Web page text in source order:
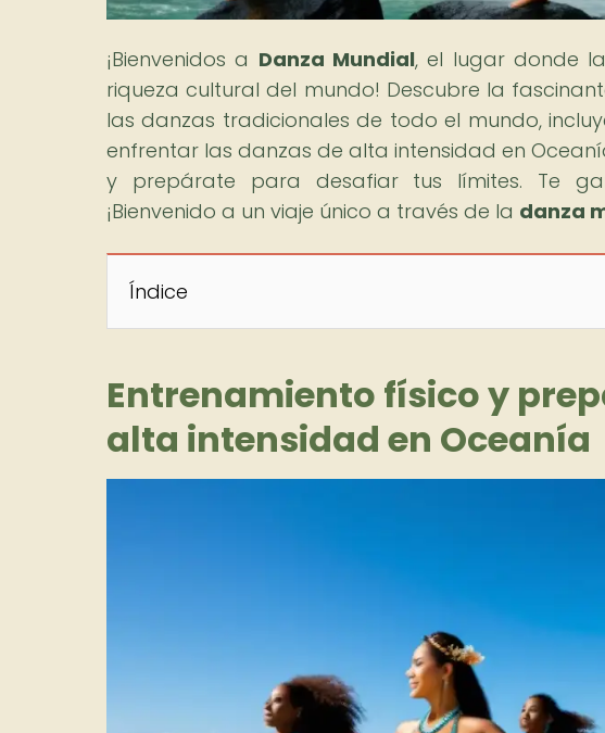
¡Bienvenidos a Danza Mundial, el lugar donde
riqueza cultural del mundo! Descubre la
las danzas tradicionales de todo el mundo,
enfrentar las danzas de alta intensidad en
y prepárate para desafiar tus límites. Te
¡Bienvenido a un viaje único a través de la danza
Índice
Entrenamiento físico y
alta intensidad en Oceanía